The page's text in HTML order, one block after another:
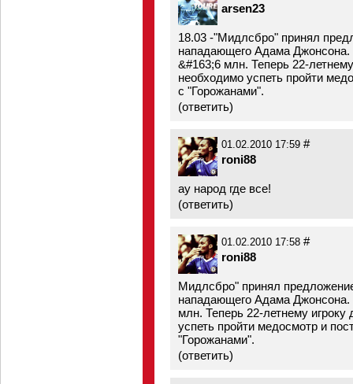
arsen23
18.03 -"Мидлсбро" принял
нападающего Адама
&#163;6 млн. Теперь 22-
необходимо успеть пройти
с "Горожанами".
(ответить)
01.02.2010 17:59 #
roni88
ау народ где все!
(ответить)
01.02.2010 17:58 #
roni88
Мидлсбро" принял
нападающего Адама Джонсона.
млн. Теперь 22-летнему
успеть пройти медосмотр и
"Горожанами".
(ответить)